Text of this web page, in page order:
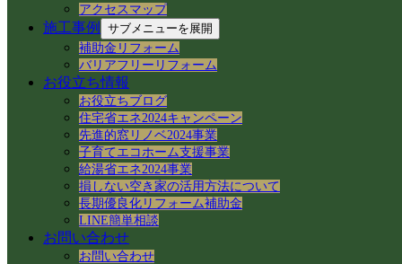
アクセスマップ
施工事例
サブメニューを展開
補助金リフォーム
バリアフリーリフォーム
お役立ち情報
お役立ちブログ
住宅省エネ2024キャンペーン
先進的窓リノベ2024事業
子育てエコホーム支援事業
給湯省エネ2024事業
損しない空き家の活用方法について
長期優良化リフォーム補助金
LINE簡単相談
お問い合わせ
お問い合わせ
岐阜県各務原市での空き家売買｜確定測量
と境界杭設置（境界確定）の重要性
岐阜県各務原市｜賃貸住宅の売却準備！退
去前の室内確認と修繕のご相談
岐阜市のアパートでシャワーホースを交
換！アダプター適合の注意点と水漏れ対策
岐阜県各務原市の空き家・賃貸管理｜入居
者募集とDIY補修のリアル
【岐阜県各務原市】事務所の大掃除＆床ワ
ックス掛けを実施！綺麗な職場環境を保つ
手順とコツ
岐阜県各務原市｜減築リフォームとテラス
屋根下の土間コンクリート工事
【岐阜県】命を守る木造住宅の耐震改修